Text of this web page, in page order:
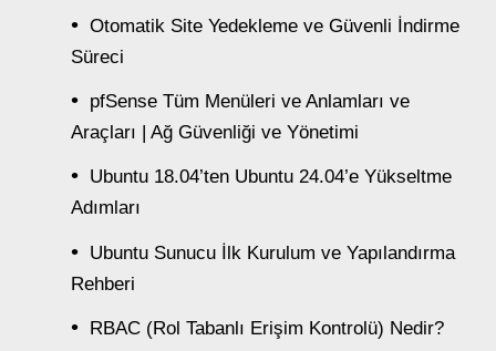
Otomatik Site Yedekleme ve Güvenli İndirme
Süreci
pfSense Tüm Menüleri ve Anlamları ve
Araçları | Ağ Güvenliği ve Yönetimi
Ubuntu 18.04’ten Ubuntu 24.04’e Yükseltme
Adımları
Ubuntu Sunucu İlk Kurulum ve Yapılandırma
Rehberi
RBAC (Rol Tabanlı Erişim Kontrolü) Nedir?